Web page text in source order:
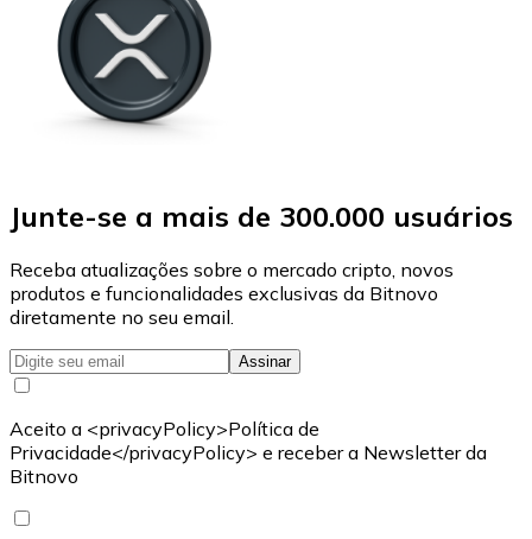
Junte-se a mais de 300.000 usuários
Receba atualizações sobre o mercado cripto, novos
produtos e funcionalidades exclusivas da Bitnovo
diretamente no seu email.
Assinar
Aceito a <privacyPolicy>Política de
Privacidade</privacyPolicy> e receber a Newsletter da
Bitnovo